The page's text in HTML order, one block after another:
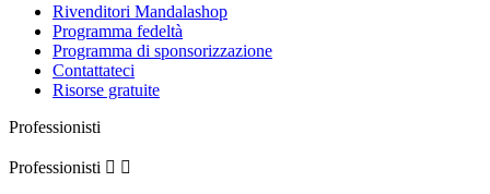
Rivenditori Mandalashop
Programma fedeltà
Programma di sponsorizzazione
Contattateci
Risorse gratuite
Professionisti
Professionisti  